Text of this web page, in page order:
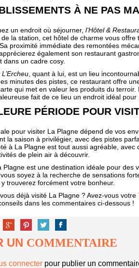
À NE PAS
un endroit où séjourner, l’Hôtel &
la station, cet hôtel de charme vous
proximité immédiate des remontées
également son restaurant
dans un cadre cosy.
, quant à lui, est un lieu
minutes des pistes, ce restaurant offre
qui met en valeur les produits du
fait de ce lieu un endroit idéal
PÉRIODE POUR
pour visiter La Plagne dépend de vos
la saison à privilégier, avec des pistes
à La Plagne est tout aussi agréable,
de plein air à découvrir.
Plagne est une destination idéale pour des
soyez à la recherche de sensations
trouverez forcément votre bonheur.
déjà visité La Plagne ? Avez-vous votre
dans les commentaires ci-dessous !
UN COMMENTAIRE
connecter pour publier un